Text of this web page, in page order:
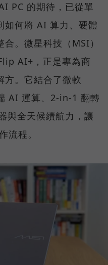
PC 的期待，已從單
如何將 AI 算力、硬體
。微星科技（MSI）
AI+，正是專為商
方。它結合了微軟
AI 運算、2-in-1 翻轉
與全天候續航力，讓
流程。